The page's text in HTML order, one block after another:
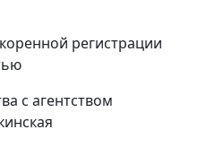
регистрации
с агентством